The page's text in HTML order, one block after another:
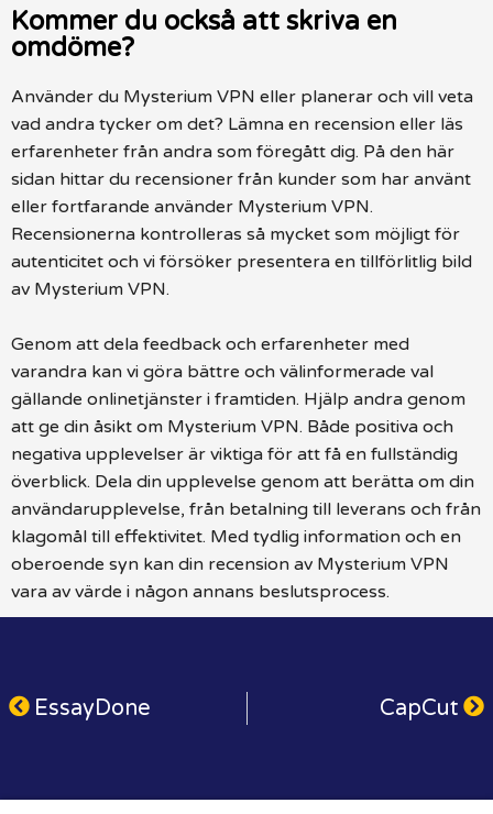
Kommer du också att skriva en
omdöme?
Använder du Mysterium VPN eller planerar och vill veta
vad andra tycker om det? Lämna en recension eller läs
erfarenheter från andra som föregått dig. På den här
sidan hittar du recensioner från kunder som har använt
eller fortfarande använder Mysterium VPN.
Recensionerna kontrolleras så mycket som möjligt för
autenticitet och vi försöker presentera en tillförlitlig bild
av Mysterium VPN.
Genom att dela feedback och erfarenheter med
varandra kan vi göra bättre och välinformerade val
gällande onlinetjänster i framtiden. Hjälp andra genom
att ge din åsikt om Mysterium VPN. Både positiva och
negativa upplevelser är viktiga för att få en fullständig
överblick. Dela din upplevelse genom att berätta om din
användarupplevelse, från betalning till leverans och från
klagomål till effektivitet. Med tydlig information och en
oberoende syn kan din recension av Mysterium VPN
vara av värde i någon annans beslutsprocess.
EssayDone CapCut